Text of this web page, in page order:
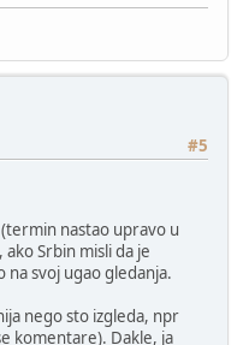
#5
nastao upravo u
ako Srbin misli da je
svoj ugao gledanja.
nego sto izgleda, npr
komentare). Dakle, ja